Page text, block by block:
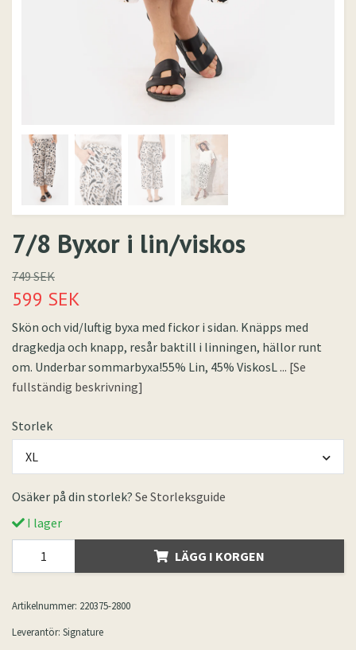
7/8 Byxor i lin/viskos
749 SEK
599 SEK
Skön och vid/luftig byxa med fickor i sidan. Knäpps med
dragkedja och knapp, resår baktill i linningen, hällor runt
om. Underbar sommarbyxa!55% Lin, 45% ViskosL ... [Se
fullständig beskrivning]
Storlek
XL
Osäker på din storlek? Se Storleksguide
I lager
LÄGG I KORGEN
Artikelnummer: 220375-2800
Leverantör: Signature